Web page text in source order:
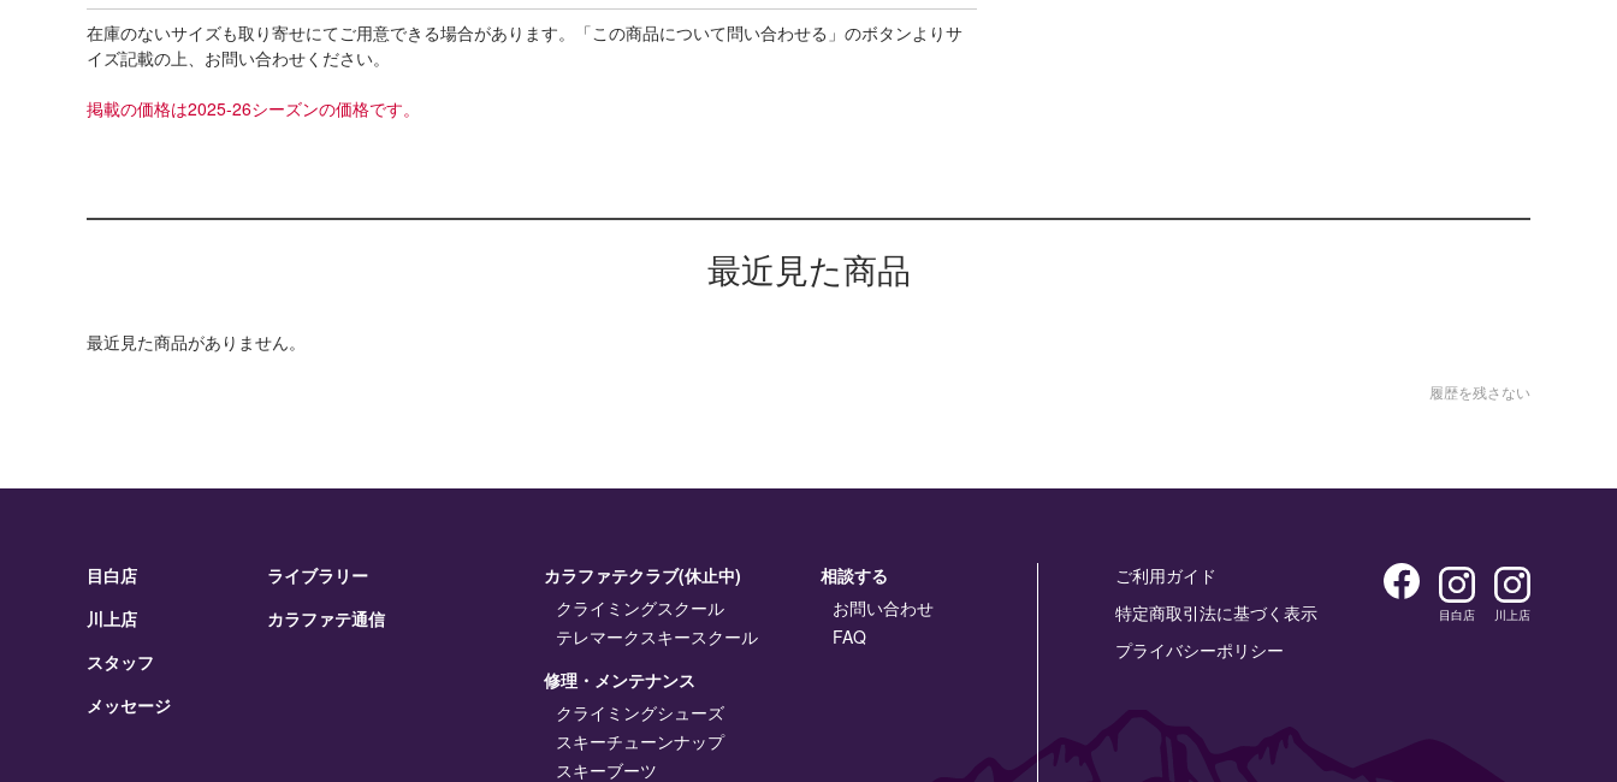
在庫のないサイズも取り寄せにてご用意できる場合があります。「この商品について問い合わせる」のボタンよりサ
イズ記載の上、お問い合わせください。
掲載の価格は2025-26シーズンの価格です。
最近見た商品
最近見た商品がありません。
履歴を残さない
目白店
川上店
スタッフ
メッセージ
ライブラリー
カラファテ通信
カラファテクラブ(休止中)
クライミングスクール
テレマークスキースクール
修理・メンテナンス
クライミングシューズ
スキーチューンナップ
スキーブーツ
相談する
お問い合わせ
FAQ
ご利用ガイド
特定商取引法に基づく表示
プライバシーポリシー
目白店 川上店